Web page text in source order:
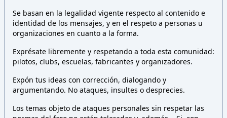
Se basan en la legalidad vigente respecto al contenido e
identidad de los mensajes, y en el respeto a personas u
organizaciones en cuanto a la forma.
Exprésate libremente y respetando a toda esta comunidad:
pilotos, clubs, escuelas, fabricantes y organizadores.
Expón tus ideas con corrección, dialogando y
argumentando. No ataques, insultes o desprecies.
Los temas objeto de ataques personales sin respetar las